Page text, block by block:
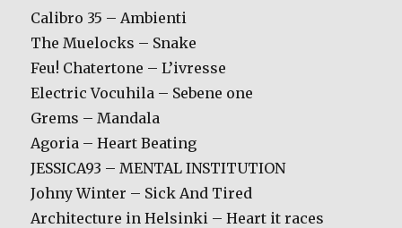
Calibro 35 – Ambienti
The Muelocks – Snake
Feu! Chatertone – L’ivresse
Electric Vocuhila – Sebene one
Grems – Mandala
Agoria – Heart Beating
JESSICA93 – MENTAL INSTITUTION
Johny Winter – Sick And Tired
Architecture in Helsinki – Heart it races